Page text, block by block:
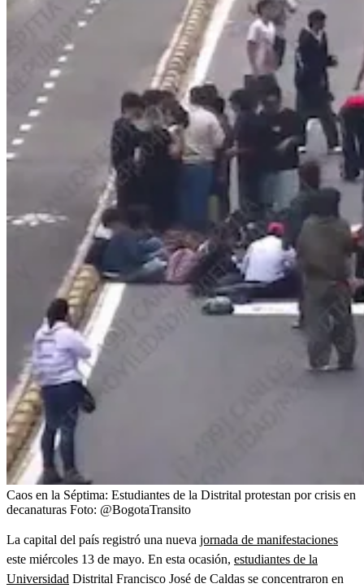
Caos en la Séptima: Estudiantes de la Distrital protestan por crisis en
decanaturas Foto: @BogotaTransito
La capital del país registró una nueva jornada de manifestaciones
este miércoles 13 de mayo. En esta ocasión, estudiantes de la
Universidad Distrital Francisco José de Caldas se concentraron en